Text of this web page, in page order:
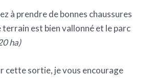
à prendre de bonnes chaussures
terrain est bien vallonné et le parc
ha)
cette sortie, je vous encourage